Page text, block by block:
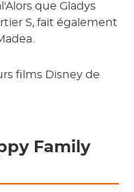
que Gladys
S, fait également
films Disney de
Family